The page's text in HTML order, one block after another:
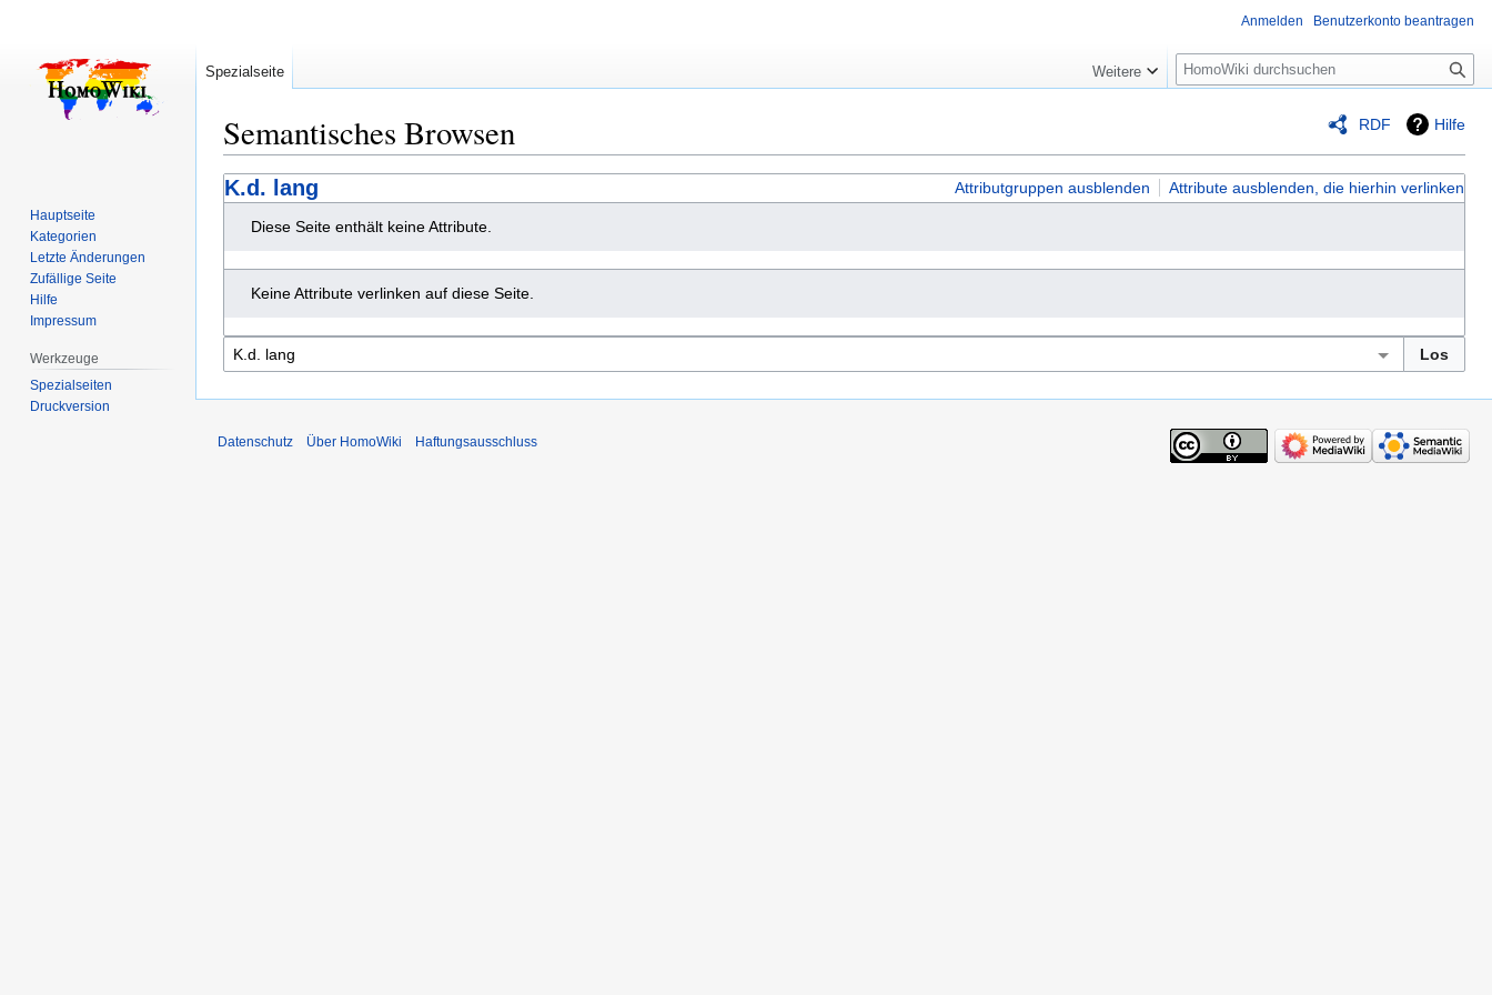
RDF Hilfe
Semantisches Browsen
Zur
Navigation
springen
Zur
Suche
springen
K.d. lang Attributgruppen ausblenden Attribute ausblenden, die hierhin verlinken
Diese Seite enthält keine Attribute.
Keine Attribute verlinken auf diese Seite.
Anmelden Benutzerkonto beantragen
Spezialseite Weitere
Suche
Hauptseite
Kategorien
Letzte Änderungen
Zufällige Seite
Hilfe
Impressum
Werkzeuge
Spezialseiten
Druckversion
Datenschutz Über HomoWiki Haftungsausschluss